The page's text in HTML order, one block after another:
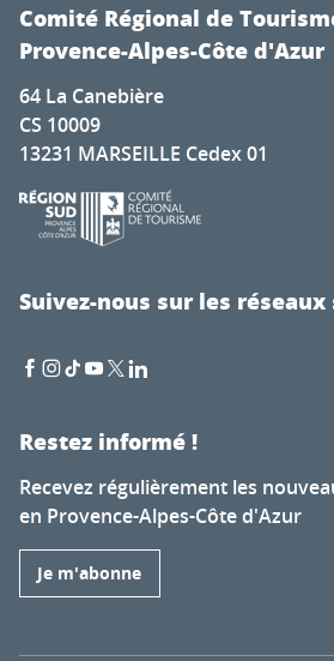
Comité Régional de
Provence-Alpes-Côte d'Azur
64 La Canebière
CS 10009
13231 MARSEILLE Cedex 01
Suivez-nous sur les
Restez informé !
Recevez régulièrement les
en Provence-Alpes-Côte d'Azur
Je m'abonne